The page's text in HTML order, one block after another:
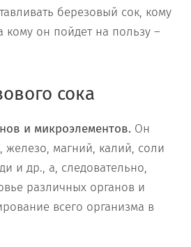
березовый сок, кому
кому он пойдет на пользу –
сока
и микроэлементов. Он
железо, магний, калий, соли
и др., а, следовательно,
различных органов и
всего организма в